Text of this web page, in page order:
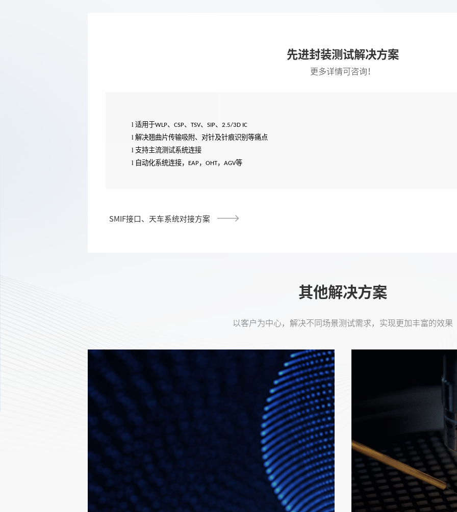
先进封装测试解决方案
更多详情可咨询！
l 适用于WLP、 CSP、 TSV、 SIP、 2.5/3D IC
l 解决翘曲片传输吸附、对针及针痕识别等痛点
l 支持主流测试系统连接
l 自动化系统连接， EAP， OHT， AGV等
SMIF接口、天车系统对接方案
其他解决方案
以客户为中心，解决不同场景测试需求，实现更加丰富的效果